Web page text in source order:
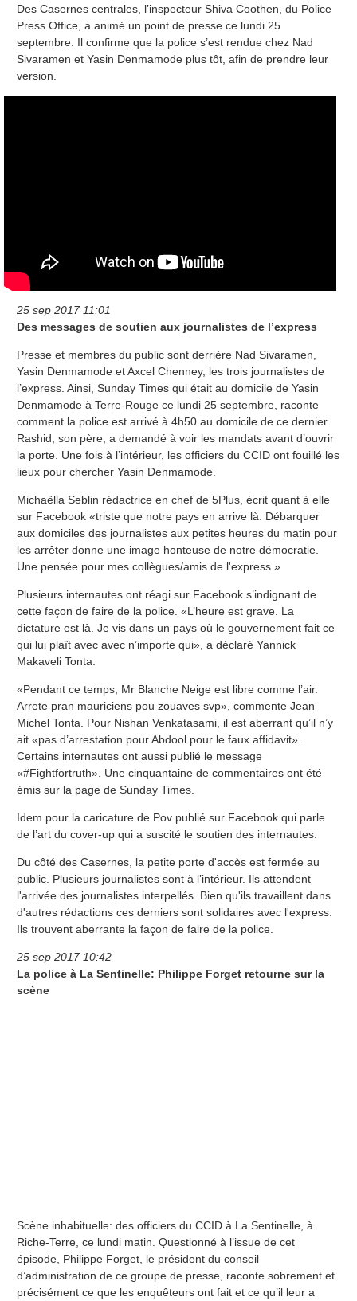
Des Casernes centrales, l’inspecteur Shiva Coothen, du Police
Press Office, a animé un point de presse ce lundi 25
septembre. Il confirme que la police s’est rendue chez Nad
Sivaramen et Yasin Denmamode plus tôt, afin de prendre leur
version.
25 sep 2017 11:01
Des messages de soutien aux journalistes de l’express
Presse et membres du public sont derrière Nad Sivaramen,
Yasin Denmamode et Axcel Chenney, les trois journalistes de
l’express. Ainsi, Sunday Times qui était au domicile de Yasin
Denmamode à Terre-Rouge ce lundi 25 septembre, raconte
comment la police est arrivé à 4h50 au domicile de ce dernier.
Rashid, son père, a demandé à voir les mandats avant d’ouvrir
la porte. Une fois à l’intérieur, les officiers du CCID ont fouillé les
lieux pour chercher Yasin Denmamode.
Michaëlla Seblin rédactrice en chef de 5Plus, écrit quant à elle
sur Facebook «triste que notre pays en arrive là. Débarquer
aux domiciles des journalistes aux petites heures du matin pour
les arrêter donne une image honteuse de notre démocratie.
Une pensée pour mes collègues/amis de l'express.»
Plusieurs internautes ont réagi sur Facebook s’indignant de
cette façon de faire de la police. «L’heure est grave. La
dictature est là. Je vis dans un pays où le gouvernement fait ce
qui lui plaît avec avec n’importe qui», a déclaré Yannick
Makaveli Tonta.
«Pendant ce temps, Mr Blanche Neige est libre comme l’air.
Arrete pran mauriciens pou zouaves svp», commente Jean
Michel Tonta. Pour Nishan Venkatasami, il est aberrant qu’il n’y
ait «pas d’arrestation pour Abdool pour le faux affidavit».
Certains internautes ont aussi publié le message
«#Fightfortruth». Une cinquantaine de commentaires ont été
émis sur la page de Sunday Times.
Idem pour la caricature de Pov publié sur Facebook qui parle
de l’art du cover-up qui a suscité le soutien des internautes.
Du côté des Casernes, la petite porte d'accès est fermée au
public. Plusieurs journalistes sont à l’intérieur. Ils attendent
l'arrivée des journalistes interpellés. Bien qu'ils travaillent dans
d'autres rédactions ces derniers sont solidaires avec l'express.
Ils trouvent aberrante la façon de faire de la police.
25 sep 2017 10:42
La police à La Sentinelle: Philippe Forget retourne sur la
scène
Scène inhabituelle: des officiers du CCID à La Sentinelle, à
Riche-Terre, ce lundi matin. Questionné à l’issue de cet
épisode, Philippe Forget, le président du conseil
d’administration de ce groupe de presse, raconte sobrement et
précisément ce que les enquêteurs ont fait et ce qu’il leur a